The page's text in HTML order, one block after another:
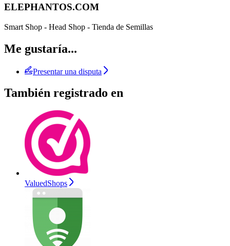
ELEPHANTOS.COM
Smart Shop - Head Shop - Tienda de Semillas
Me gustaría...
Presentar una disputa
También registrado en
ValuedShops